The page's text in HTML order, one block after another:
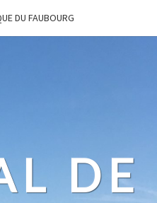
DU FAUBOURG
DE